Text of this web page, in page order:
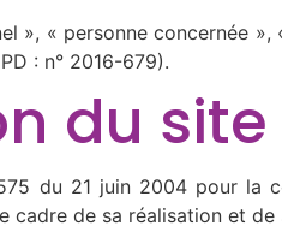
», « personne concernée
: n° 2016-679).
du
du 21 juin 2004 pour la
cadre de sa réalisation et de